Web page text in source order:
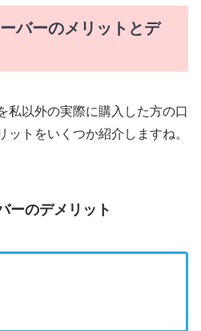
バーのメリットとデ
私以外の実際に購入した方の口
ットをいくつか紹介しますね。
ーのデメリット